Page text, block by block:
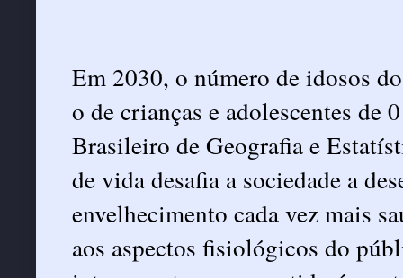
Em 2030, o número de idosos
o de crianças e adolescentes de
Brasileiro de Geografia e
de vida desafia a sociedade a
envelhecimento cada vez mais
aos aspectos fisiológicos do